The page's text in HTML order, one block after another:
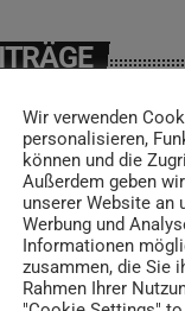
Wir verwenden
personalisieren,
können und die
Außerdem geben
unserer Website an
Werbung und
Informationen
zusammen, die Sie
Rahmen Ihrer